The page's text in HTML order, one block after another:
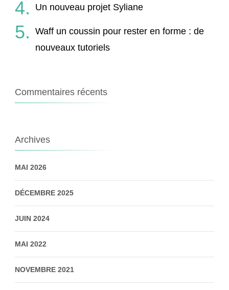
Un nouveau projet Syliane
Waff un coussin pour rester en forme : de
nouveaux tutoriels
Commentaires récents
Archives
MAI 2026
DÉCEMBRE 2025
JUIN 2024
MAI 2022
NOVEMBRE 2021